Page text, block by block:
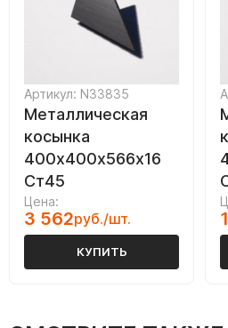
Артикул: N33835
Металлическая
косынка
400х400х566х16
Ст45
Цена:
3 562руб./шт.
КУПИТЬ